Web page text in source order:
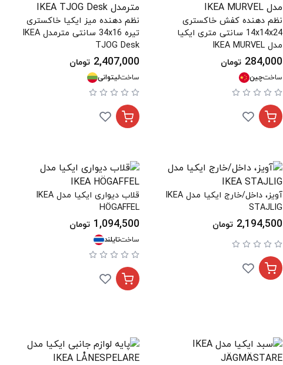
نظم دهنده کفش خاکستری
14x14x24 سانتی متری ایکیا
مدل IKEA MURVEL
284,000 تومان
ساختچین
نظم دهنده میز ایکیا خاکستری
تیره 34x16 سانتی مترمدل IKEA
TJOG Desk
2,407,000 تومان
ساختلیتوانی
آویز، داخل/خارج ایکیا مدل IKEA
STAJLIG
2,194,500 تومان
قلاب دیواری ایکیا مدل IKEA
HÖGAFFEL
1,094,500 تومان
ساختتایلند